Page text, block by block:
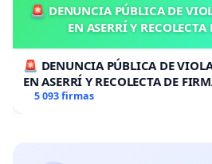
🚨 DENUNCIA PÚBLICA DE
EN ASERRÍ Y
🚨 DENUNCIA PÚBLICA DE
EN ASERRÍ Y RECOLECTA DE
5 093 firmas